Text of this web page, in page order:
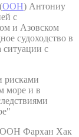
ООН) Антониу
с
и Азовском
судоходство в
ситуации с
рисками
море и в
ООН Фархан Хак